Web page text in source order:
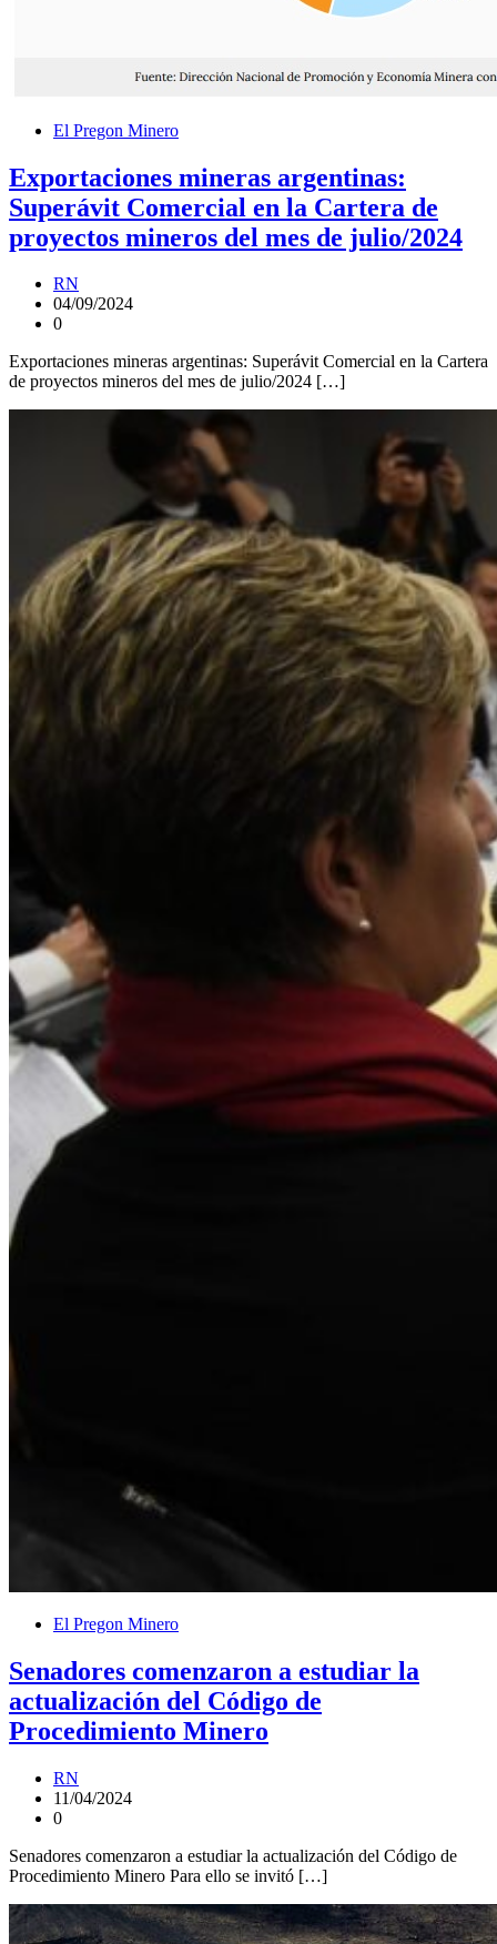
El Pregon Minero
Exportaciones mineras argentinas:
Superávit Comercial en la Cartera de
proyectos mineros del mes de julio/2024
RN
04/09/2024
0
Exportaciones mineras argentinas: Superávit Comercial en la Cartera
de proyectos mineros del mes de julio/2024 […]
El Pregon Minero
Senadores comenzaron a estudiar la
actualización del Código de
Procedimiento Minero
RN
11/04/2024
0
Senadores comenzaron a estudiar la actualización del Código de
Procedimiento Minero Para ello se invitó […]